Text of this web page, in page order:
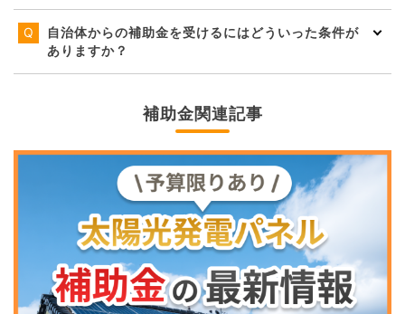
自治体からの補助金を受けるにはどういった条件が
ありますか？
補助金関連記事